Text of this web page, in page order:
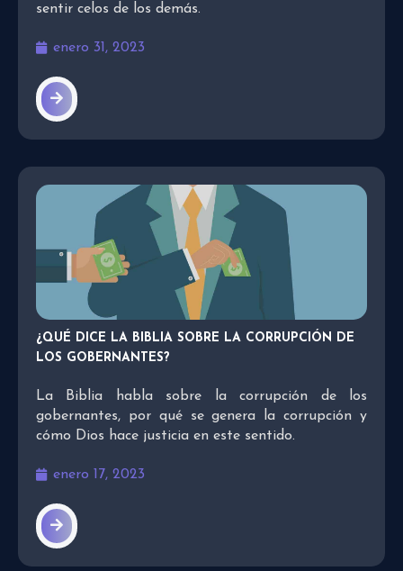
sentir celos de los demás.
enero 31, 2023
¿QUÉ DICE LA BIBLIA SOBRE LA CORRUPCIÓN DE
LOS GOBERNANTES?
La Biblia habla sobre la corrupción de los
gobernantes, por qué se genera la corrupción y
cómo Dios hace justicia en este sentido.
enero 17, 2023